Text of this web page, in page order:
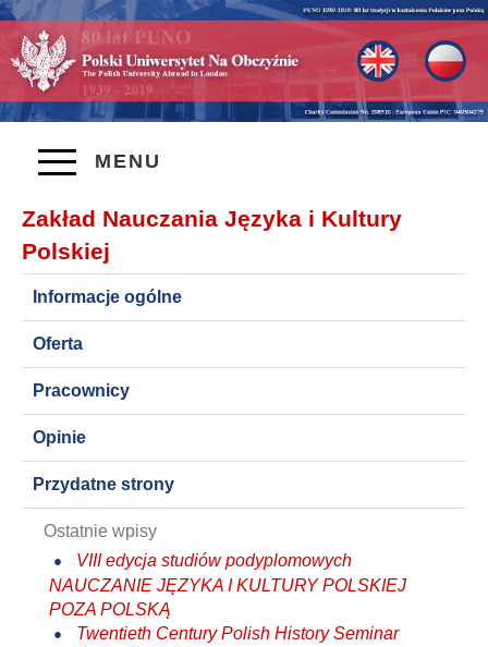
MENU
Zakład Nauczania Języka i Kultury
Polskiej
Informacje ogólne
Oferta
Pracownicy
Opinie
Przydatne strony
Ostatnie wpisy
VIII edycja studiów podyplomowych
NAUCZANIE JĘZYKA I KULTURY POLSKIEJ
POZA POLSKĄ
Twentieth Century Polish History Seminar